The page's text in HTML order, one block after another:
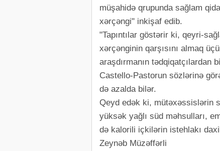
müşahidə qrupunda sağlam
xərçəngi" inkişaf edib.
"Tapıntılar göstərir ki, qeyri-
xərçənginin qarşısını almaq
araşdırmanın tədqiqatçılardan
Castello-Pastorun sözlərinə
də azalda bilər.
Qeyd edək ki, mütəxəssislərin
yüksək yağlı süd məhsulları,
də kalorili içkilərin istehlakı
Zeynəb Müzəffərli